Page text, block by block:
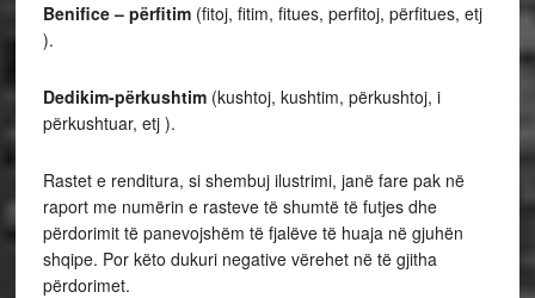
Benifice – përfitim(fitoj, fitim, fitues, perfitoj, përfitues, etj
).
Dedikim-përkushtim(kushtoj, kushtim, përkushtoj, i
përkushtuar, etj ).
Rastet e renditura, si shembuj ilustrimi, janë fare pak në
raport me numërin e rasteve të shumtë të futjes dhe
përdorimit të panevojshëm të fjalëve të huaja në gjuhën
shqipe. Por këto dukuri negative vërehet në të gjitha
përdorimet.